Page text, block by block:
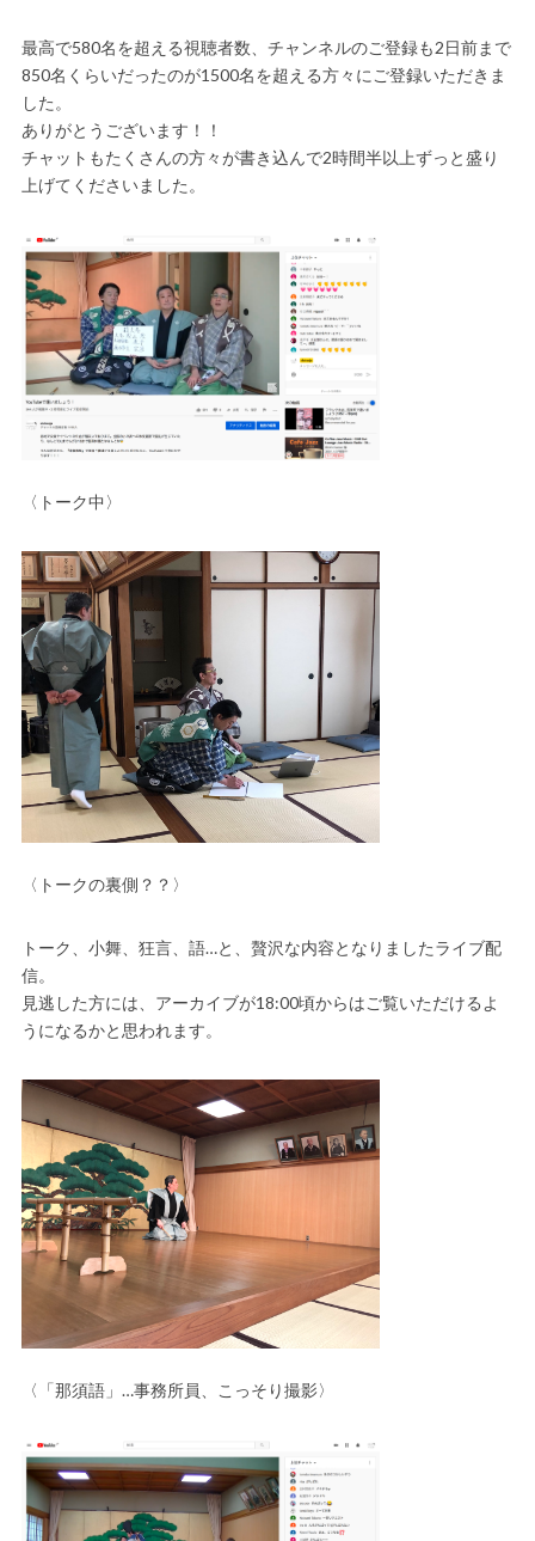
最高で580名を超える視聴者数、チャンネルのご登録も2日前まで
850名くらいだったのが1500名を超える方々にご登録いただきま
した。
ありがとうございます！！
チャットもたくさんの方々が書き込んで2時間半以上ずっと盛り
上げてくださいました。
〈トーク中〉
〈トークの裏側？？〉
トーク、小舞、狂言、語…と、贅沢な内容となりましたライブ配
信。
見逃した方には、アーカイブが18:00頃からはご覧いただけるよ
うになるかと思われます。
〈「那須語」…事務所員、こっそり撮影〉